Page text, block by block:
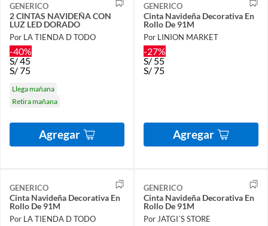
GENERICO
2 CINTAS NAVIDEÑA CON
LUZ LED DORADO
Por LA TIENDA D TODO
-40%
S/45
S/75
Llega mañana
Retira mañana
Agregar
GENERICO
Cinta Navideña Decorativa En
Rollo De 91M
Por LINION MARKET
-27%
S/55
S/75
Agregar
GENERICO
Cinta Navideña Decorativa En
Rollo De 91M
Por LA TIENDA D TODO
GENERICO
Cinta Navideña Decorativa En
Rollo De 91M
Por JATGI´S STORE